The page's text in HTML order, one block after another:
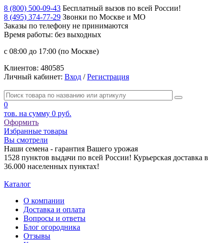
8 (800) 500-09-43 Бесплатный вызов по всей России!
8 (495) 374-77-29 Звонки по Москве и МО
Заказы по телефону не принимаются
Время работы: без выходных
с 08:00 до 17:00 (по Москве)
Клиентов: 480585
Личный кабинет: Вход /Регистрация
0
тов. на сумму 0 руб.
Оформить
Избранные товары
Вы смотрели
Наши семена - гарантия Вашего урожая
1528 пунктов выдачи по всей России! Курьерская доставка в
36.000 населенных пунктах!
Каталог
О компании
Доставка и оплата
Вопросы и ответы
Блог огородника
Отзывы